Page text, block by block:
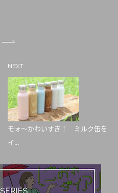
NEXT
モォ～かわいすぎ！ ミルク缶を
イ...